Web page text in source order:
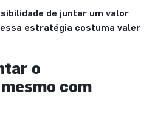
de juntar um valor
estratégia costuma valer
o
com